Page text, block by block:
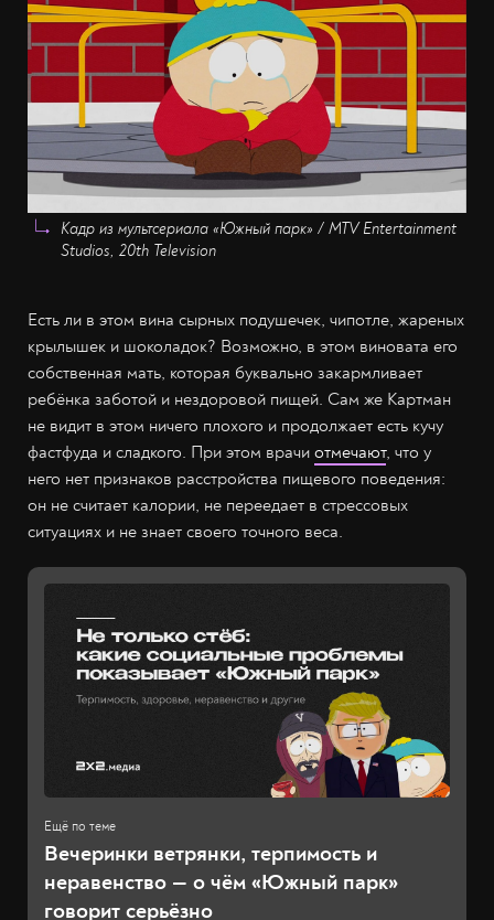
Кадр из мультсериала «Южный парк» / MTV Entertainment
Studios, 20th Television
Есть ли в этом вина сырных подушечек, чипотле, жареных
крылышек и шоколадок? Возможно, в этом виновата его
собственная мать, которая буквально закармливает
ребёнка заботой и нездоровой пищей. Сам же Картман
не видит в этом ничего плохого и продолжает есть кучу
фастфуда и сладкого. При этом врачи отмечают, что у
него нет признаков расстройства пищевого поведения:
он не считает калории, не переедает в стрессовых
ситуациях и не знает своего точного веса.
Вечеринки ветрянки, терпимость и
неравенство — о чём «Южный парк»
говорит серьёзно